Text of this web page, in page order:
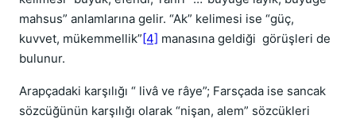
mahsus” anlamlarına gelir. “Ak” kelimesi ise “güç,
kuvvet, mükemmellik”[4] manasına geldiği görüşleri de
bulunur.
Arapçadaki karşılığı “ livâ ve râye”; Farsçada ise sancak
sözcüğünün karşılığı olarak “nişan, alem” sözcükleri